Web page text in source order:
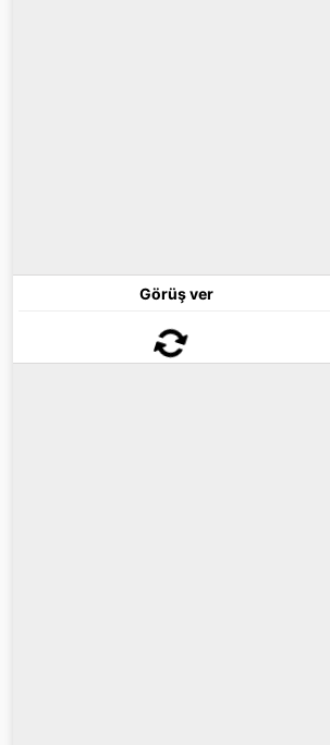
Görüş ver